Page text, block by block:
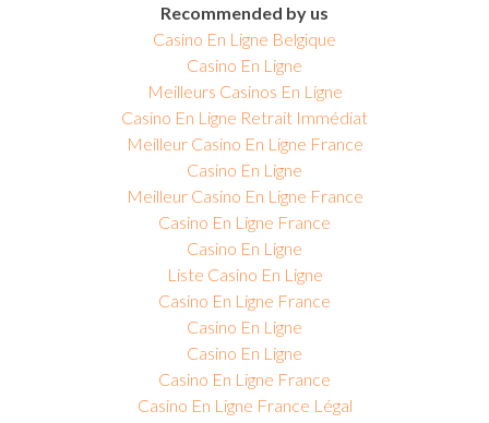
Recommended by us
Casino En Ligne Belgique
Casino En Ligne
Meilleurs Casinos En Ligne
Casino En Ligne Retrait Immédiat
Meilleur Casino En Ligne France
Casino En Ligne
Meilleur Casino En Ligne France
Casino En Ligne France
Casino En Ligne
Liste Casino En Ligne
Casino En Ligne France
Casino En Ligne
Casino En Ligne
Casino En Ligne France
Casino En Ligne France Légal